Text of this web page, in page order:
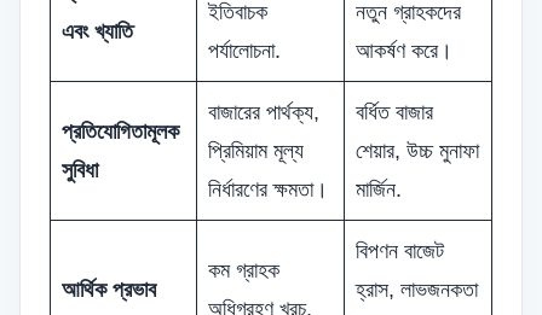
এবং খ্যাতি
ইতিবাচক
পর্যালোচনা.
নতুন গ্রাহকদের
আকর্ষণ করে।
প্রতিযোগিতামূলক
সুবিধা
বাজারের পার্থক্য,
প্রিমিয়াম মূল্য
নির্ধারণের ক্ষমতা।
বর্ধিত বাজার
শেয়ার, উচ্চ মুনাফা
মার্জিন.
আর্থিক প্রভাব
কম গ্রাহক
অধিগ্রহণ খরচ.
বিপণন বাজেট
হ্রাস, লাভজনকতা